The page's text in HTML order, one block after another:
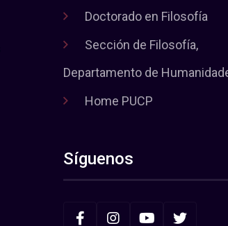
Doctorado en Filosofía
Sección de Filosofía,
Departamento de
Home PUCP
Síguenos